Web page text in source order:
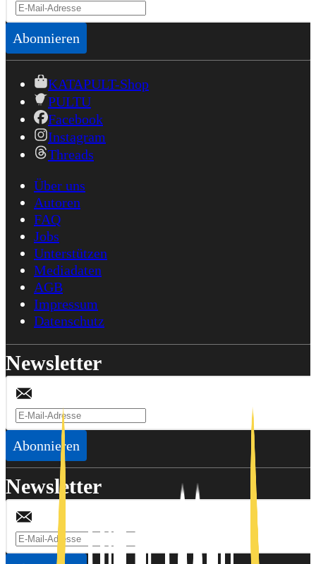
Abonnieren
KATAPULT-Shop
PULTU
Facebook
Instagram
Threads
Über uns
Autoren
FAQ
Jobs
Unterstützen
Mediadaten
AGB
Impressum
Datenschutz
Newsletter
Abonnieren
Newsletter